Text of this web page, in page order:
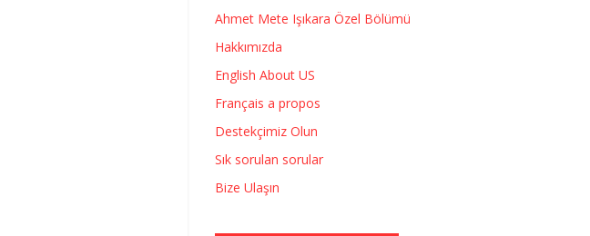
Ahmet Mete Işıkara Özel Bölümü
Hakkımızda
English About US
Français a propos
Destekçimiz Olun
Sık sorulan sorular
Bize Ulaşın